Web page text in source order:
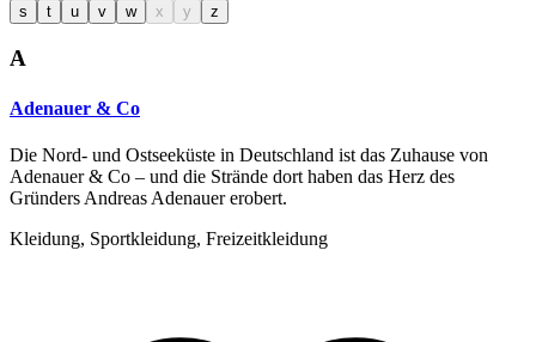
s
t u v w x y z
A
Adenauer & Co
Die Nord- und Ostseeküste in Deutschland ist das Zuhause von
Adenauer & Co – und die Strände dort haben das Herz des
Gründers Andreas Adenauer erobert.
Kleidung, Sportkleidung, Freizeitkleidung